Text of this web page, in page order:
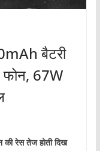
बैटरी
67W
की रेस तेज होती दिख